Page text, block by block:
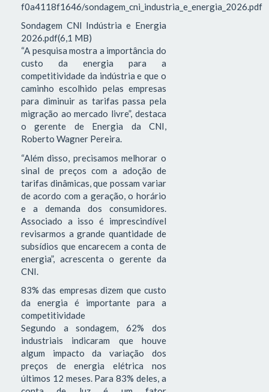
f0a4118f1646/sondagem_cni_industria_e_energia_2026.pdf
Sondagem CNI Indústria e Energia
2026.pdf(6,1 MB)
“A pesquisa mostra a importância do
custo da energia para a
competitividade da indústria e que o
caminho escolhido pelas empresas
para diminuir as tarifas passa pela
migração ao mercado livre”, destaca
o gerente de Energia da CNI,
Roberto Wagner Pereira.
“Além disso, precisamos melhorar o
sinal de preços com a adoção de
tarifas dinâmicas, que possam variar
de acordo com a geração, o horário
e a demanda dos consumidores.
Associado a isso é imprescindível
revisarmos a grande quantidade de
subsídios que encarecem a conta de
energia”, acrescenta o gerente da
CNI.
83% das empresas dizem que custo
da energia é importante para a
competitividade
Segundo a sondagem, 62% dos
industriais indicaram que houve
algum impacto da variação dos
preços de energia elétrica nos
últimos 12 meses. Para 83% deles, a